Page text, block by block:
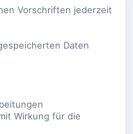
Vorschriften jederzeit
Daten
Wirkung für die